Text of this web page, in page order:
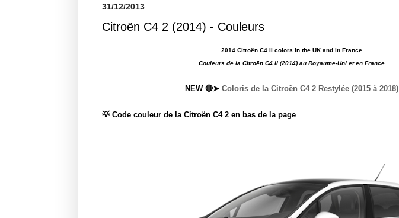
31/12/2013
Citroën C4 2 (2014) - Couleurs
2014 Citroën C4 II colors in the UK and in France
Couleurs de la Citroën C4 II (2014) au Royaume-Uni et en France
NEW 🔴➤ Coloris de la Citroën C4 2 Restylée (2015 à 2018)
💡 Code couleur de la Citroën C4 2 en bas de la page